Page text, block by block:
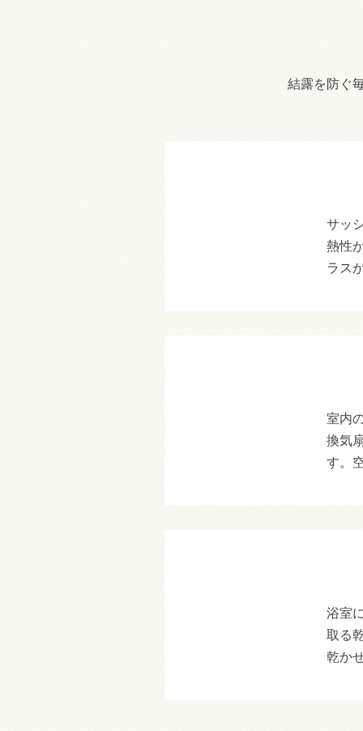
結露を防ぐ
サッ
熱性
ラス
室内
換気
す。
浴室
取る
乾か